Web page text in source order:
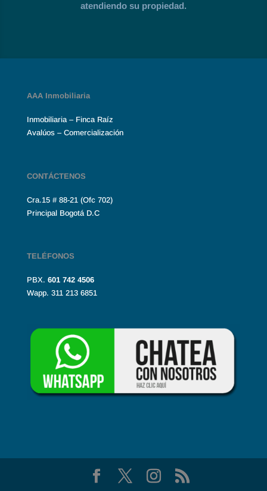
atendiendo su propiedad.
AAA Inmobiliaria
Inmobiliaria – Finca Raíz
Avalúos – Comercialización
CONTÁCTENOS
Cra.15 # 88-21 (Ofc 702)
Principal Bogotá D.C
TELÉFONOS
PBX. 601 742 4506
Wapp. 311 213 6851